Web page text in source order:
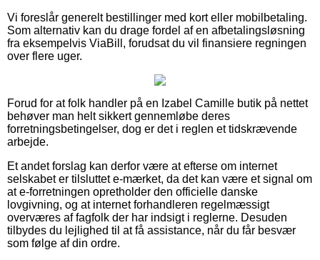
Vi foreslår generelt bestillinger med kort eller mobilbetaling.
Som alternativ kan du drage fordel af en afbetalingsløsning
fra eksempelvis ViaBill, forudsat du vil finansiere regningen
over flere uger.
Forud for at folk handler på en Izabel Camille butik på nettet
behøver man helt sikkert gennemløbe deres
forretningsbetingelser, dog er det i reglen et tidskrævende
arbejde.
Et andet forslag kan derfor være at efterse om internet
selskabet er tilsluttet e-mærket, da det kan være et signal om
at e-forretningen opretholder den officielle danske
lovgivning, og at internet forhandleren regelmæssigt
overværes af fagfolk der har indsigt i reglerne. Desuden
tilbydes du lejlighed til at få assistance, når du får besvær
som følge af din ordre.